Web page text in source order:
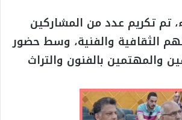
تم تكريم عدد من المشاركين
الثقافية والفنية، وسط حضور
والمهتمين بالفنون والتراث